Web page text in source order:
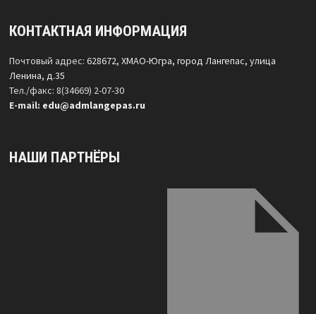
КОНТАКТНАЯ ИНФОРМАЦИЯ
Почтовый адрес: 628672, ХМАО-Югра, город Лангепас, улица
Ленина, д.35
Тел./факс: 8(34669) 2-07-30
Е-mail: edu@admlangepas.ru
НАШИ ПАРТНЁРЫ